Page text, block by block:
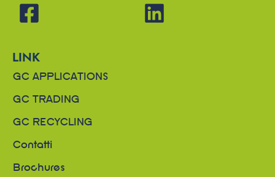
LINK
GC APPLICATIONS
GC TRADING
GC RECYCLING
Contatti
Brochures